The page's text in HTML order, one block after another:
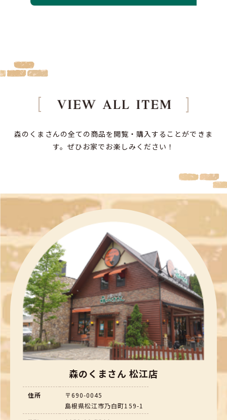
森のくまさんの全ての商品を閲覧・購入することができま
す。ぜひお家でお楽しみください！
森のくまさん 松江店
住所
〒690-0045
島根県松江市乃白町159-1